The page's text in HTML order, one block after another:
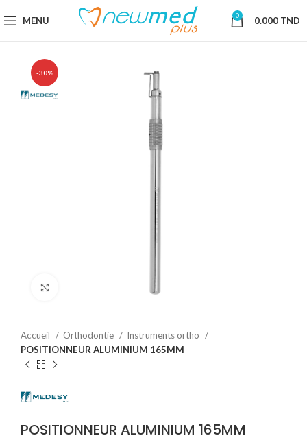
MENU 0 0.000 TND
-30%
Accueil Orthodontie
Instruments ortho
POSITIONNEUR ALUMINIUM 165MM
POSITIONNEUR ALUMINIUM 165MM